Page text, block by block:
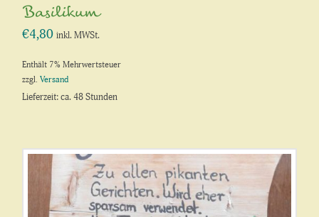
Basilikum
€4,80 inkl. MWSt.
Enthält 7% Mehrwertsteuer
zzgl.Versand
Lieferzeit: ca. 48 Stunden